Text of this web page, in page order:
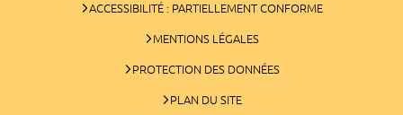
ACCESSIBILITÉ : PARTIELLEMENT CONFORME
MENTIONS LÉGALES
PROTECTION DES DONNÉES
PLAN DU SITE